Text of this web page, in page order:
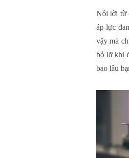
Nói lời từ
áp lực
vậy mà
bỏ lỡ khi
bao lâu